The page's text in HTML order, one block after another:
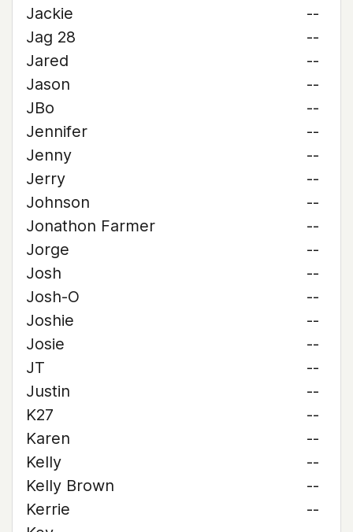
Jackie
--
Jag 28
--
Jared
--
Jason
--
JBo
--
Jennifer
--
Jenny
--
Jerry
--
Johnson
--
Jonathon Farmer
--
Jorge
--
Josh
--
Josh-O
--
Joshie
--
Josie
--
JT
--
Justin
--
K27
--
Karen
--
Kelly
--
Kelly Brown
--
Kerrie
--